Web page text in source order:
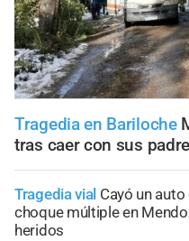
Tragedia en Bariloche
tras caer con sus
Tragedia vial Cayó un
choque múltiple en
heridos